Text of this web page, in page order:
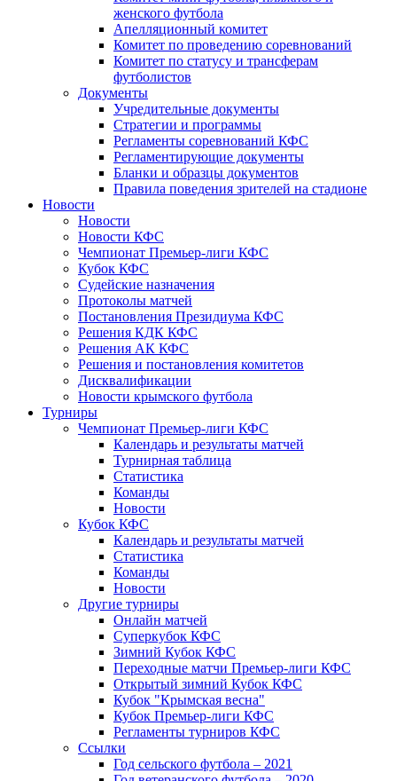
женского футбола
Апелляционный комитет
Комитет по проведению соревнований
Комитет по статусу и трансферам
футболистов
Документы
Учредительные документы
Стратегии и программы
Регламенты соревнований КФС
Регламентирующие документы
Бланки и образцы документов
Правила поведения зрителей на стадионе
Новости
Новости
Новости КФС
Чемпионат Премьер-лиги КФС
Кубок КФС
Судейские назначения
Протоколы матчей
Постановления Президиума КФС
Решения КДК КФС
Решения АК КФС
Решения и постановления комитетов
Дисквалификации
Новости крымского футбола
Турниры
Чемпионат Премьер-лиги КФС
Календарь и результаты матчей
Турнирная таблица
Статистика
Команды
Новости
Кубок КФС
Календарь и результаты матчей
Статистика
Команды
Новости
Другие турниры
Онлайн матчей
Суперкубок КФС
Зимний Кубок КФС
Переходные матчи Премьер-лиги КФС
Открытый зимний Кубок КФС
Кубок "Крымская весна"
Кубок Премьер-лиги КФС
Регламенты турниров КФС
Ссылки
Год сельского футбола – 2021